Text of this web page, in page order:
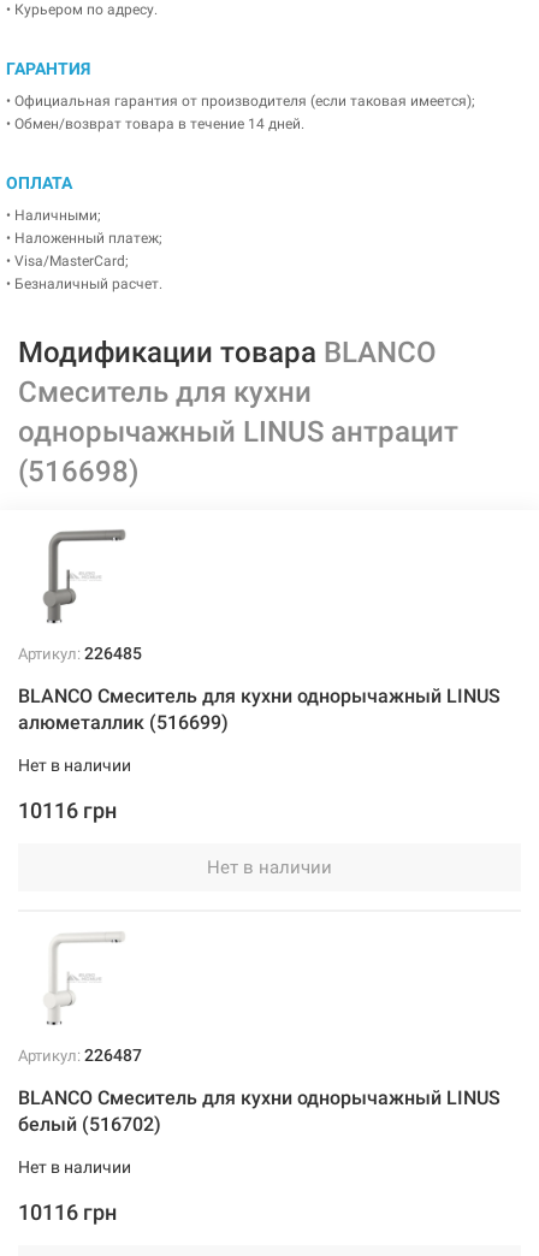
• Курьером по адресу.
ГАРАНТИЯ
• Официальная гарантия от производителя (если таковая имеется);
• Обмен/возврат товара в течение 14 дней.
ОПЛАТА
• Наличными;
• Наложенный платеж;
• Visa/MasterCard;
• Безналичный расчет.
Модификации товара BLANCO
Смеситель для кухни
однорычажный LINUS антрацит
(516698)
Артикул: 226485
BLANCO Смеситель для кухни однорычажный LINUS
алюметаллик (516699)
Нет в наличии
10116 грн
Нет в наличии
Артикул: 226487
BLANCO Смеситель для кухни однорычажный LINUS
белый (516702)
Нет в наличии
10116 грн